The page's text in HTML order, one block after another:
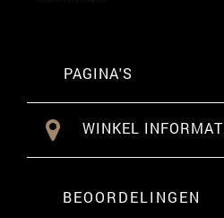
PAGINA'S
WINKEL
BEOORDELINGEN